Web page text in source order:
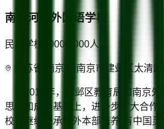
南京河西外国语学校
民办学校 1000-2000人
江苏省/南京市 南京市建邺区太清路
2016年，建邺区教育局和南京外
思路和成果基础上，进一步扩大合作
校，继续秉承南外本部培养“有中国灵